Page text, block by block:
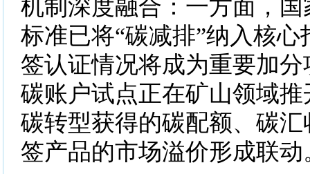
机制深度融合：一方面，
标准已将“碳减排”纳入核
签认证情况将成为重要加
碳账户试点正在矿山领域
碳转型获得的碳配额、碳
签产品的市场溢价形成联动